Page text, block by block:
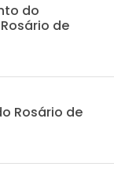
do
de
Rosário de